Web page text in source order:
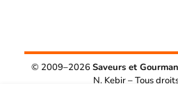
© 2009–2026Saveurs et
N. Kebir – Tous